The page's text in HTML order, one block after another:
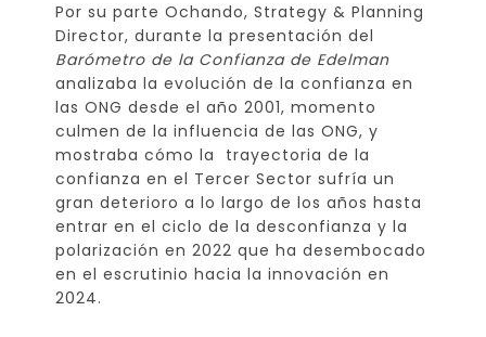
Por su parte Ochando, Strategy & Planning
Director, durante la presentación del
Barómetro de la Confianza de Edelman
analizaba la evolución de la confianza en
las ONG desde el año 2001, momento
culmen de la influencia de las ONG, y
mostraba cómo la trayectoria de la
confianza en el Tercer Sector sufría un
gran deterioro a lo largo de los años hasta
entrar en el ciclo de la desconfianza y la
polarización en 2022 que ha desembocado
en el escrutinio hacia la innovación en
2024.